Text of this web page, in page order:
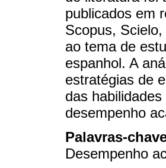
publicados em
Scopus,
ao tema de
espanhol. A
estratégias de
das
desempenho
Palavras-
Desempenho